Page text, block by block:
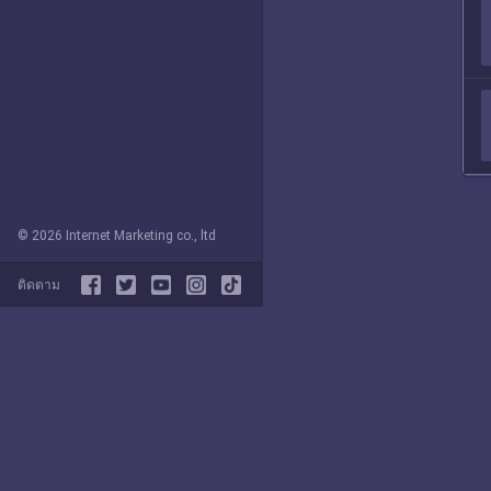
© 2026 Internet Marketing co., ltd
ติดตาม